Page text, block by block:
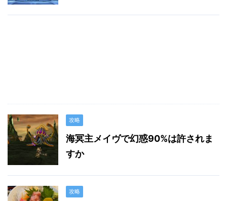
攻略
海冥主メイヴで幻惑90%は許されま
すか
攻略